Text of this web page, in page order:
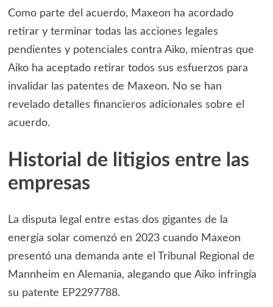
Como parte del acuerdo, Maxeon ha acordado
retirar y terminar todas las acciones legales
pendientes y potenciales contra Aiko, mientras que
Aiko ha aceptado retirar todos sus esfuerzos para
invalidar las patentes de Maxeon. No se han
revelado detalles financieros adicionales sobre el
acuerdo.
Historial de litigios entre las
empresas
La disputa legal entre estas dos gigantes de la
energía solar comenzó en 2023 cuando Maxeon
presentó una demanda ante el Tribunal Regional de
Mannheim en Alemania, alegando que Aiko infringía
su patente EP2297788.